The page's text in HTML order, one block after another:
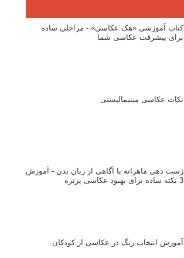
کتاب آموزشی «هک عکاسی» - مراحلی ساده
برای پیشرفت عکاسی شما
نکات عکاسی مینیمالیستی
ژست دهی ماهرانه با آگاهی از زبان بدن - آموزش
3 نکته ساده برای بهبود عکاسی پرتره
آموزش انتخاب رنگ در عکاسی از کودکان